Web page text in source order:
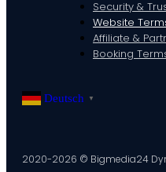
Security &
Website
Affiliate &
Booking
Deutsch ▼
2020-2026 © Bigmedia24